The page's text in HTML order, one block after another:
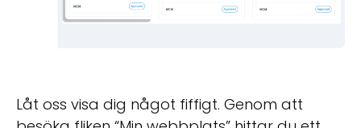
Låt oss visa dig något fiffigt. Genom att